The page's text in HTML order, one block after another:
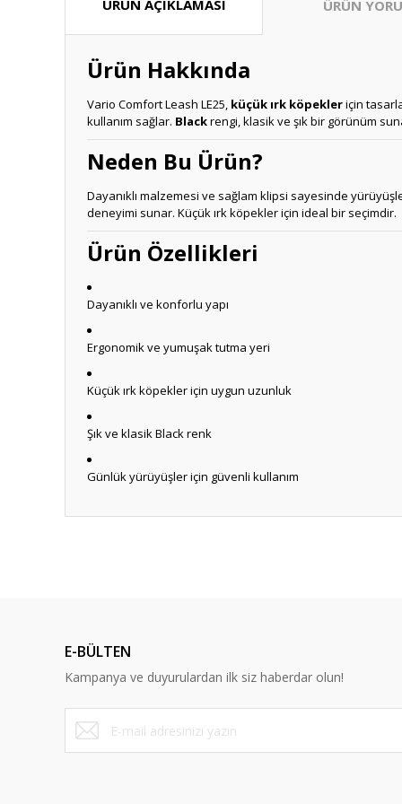
ÜRÜN AÇIKLAMASI ÜRÜN
Ürün Hakkında
Vario Comfort Leash LE25, küçük ırk köpekleriçin
kullanım sağlar. Blackrengi, klasik ve şık bir görünüm
Neden Bu Ürün?
Dayanıklı malzemesi ve sağlam klipsi sayesinde
deneyimi sunar. Küçük ırk köpekler için ideal bir seçimdir.
Ürün Özellikleri
Dayanıklı ve konforlu yapı
Ergonomik ve yumuşak tutma yeri
Küçük ırk köpekler için uygun uzunluk
Şık ve klasik Black renk
Günlük yürüyüşler için güvenli kullanım
Y... A... | 10/09/2023
Deneyimini Paylaş
E-BÜLTEN
Kampanya ve duyurulardan ilk siz haberdar olun!